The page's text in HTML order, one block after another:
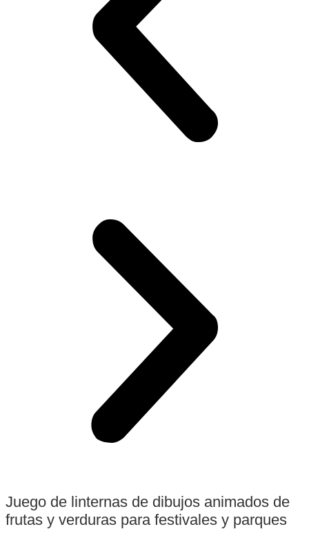
Juego de linternas de dibujos animados de
frutas y verduras para festivales y parques